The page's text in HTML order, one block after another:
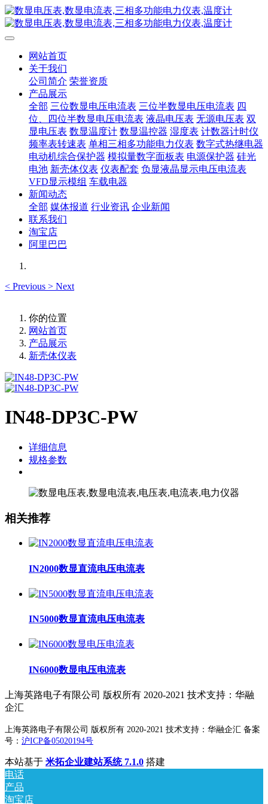
网站首页
关于我们
公司简介 荣誉资质
产品展示
全部 三位数显电压电流表 三位半数显电压电流表 四
位、四位半数显电压电流表 液晶电压表 无源电压表 双
显电压表 数显温度计 数显温控器 湿度表 计数器计时仪
频率表转速表 单相三相多功能电力仪表 数字式热继电器
电动机综合保护器 模拟量数字面板表 电源保护器 硅光
电池 新壳体仪表 仪表配套 负显液晶显示电压电流表
VFD显示模组 车载电器
新闻动态
全部 媒体报道 行业资讯 企业新闻
联系我们
淘宝店
阿里巴巴
< Previous > Next
你的位置
网站首页
产品展示
新壳体仪表
IN48-DP3C-PW
详细信息
规格参数
相关推荐
IN2000数显直流电压电流表
IN5000数显直流电压电流表
IN6000数显电压电流表
上海英路电子有限公司 版权所有 2020-2021 技术支持：华融
企汇
上海英路电子有限公司 版权所有 2020-2021 技术支持：华融企汇 备案
号： 沪ICP备05020194号
本站基于 米拓企业建站系统 7.1.0 搭建
电话
产品
淘宝店